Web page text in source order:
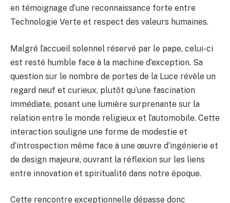
en témoignage d’une reconnaissance forte entre
Technologie Verte et respect des valeurs humaines.
Malgré l’accueil solennel réservé par le pape, celui-ci
est resté humble face à la machine d’exception. Sa
question sur le nombre de portes de la Luce révèle un
regard neuf et curieux, plutôt qu’une fascination
immédiate, posant une lumière surprenante sur la
relation entre le monde religieux et l’automobile. Cette
interaction souligne une forme de modestie et
d’introspection même face à une œuvre d’ingénierie et
de design majeure, ouvrant la réflexion sur les liens
entre innovation et spiritualité dans notre époque.
Cette rencontre exceptionnelle dépasse donc